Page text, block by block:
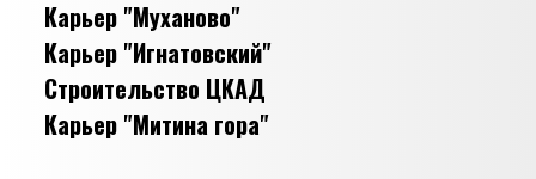
Карьер "Муханово"
Карьер "Игнатовский"
Строительство ЦКАД
Карьер "Митина гора"